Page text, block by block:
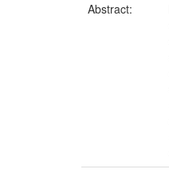
Abstract: